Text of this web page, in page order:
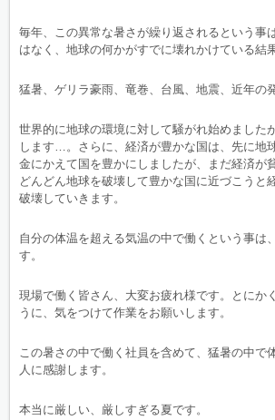
毎年、この異常な暑さが繰り返されるという事
はなく、地球の何かがすでに壊れかけている結
猛暑、ゲリラ豪雨、竜巻、台風、地震、近年の
世界的に地球の環境に対して騒がれ始めました
します…。さらに、経済が豊かな国は、先に地
金にかえて国を豊かにしましたが、まだ経済が
どんどん地球を破壊して豊かな国に近づこうと
破壊していきます。
自分の体温を超える気温の中で働くという事は
す。
現場で働く皆さん、大変お疲れ様です。とにか
うに、気をつけて作業をお願いします。
この暑さの中で働く社員を含めて、猛暑の中で
人に感謝します。
本当に厳しい、厳しすぎる夏です。